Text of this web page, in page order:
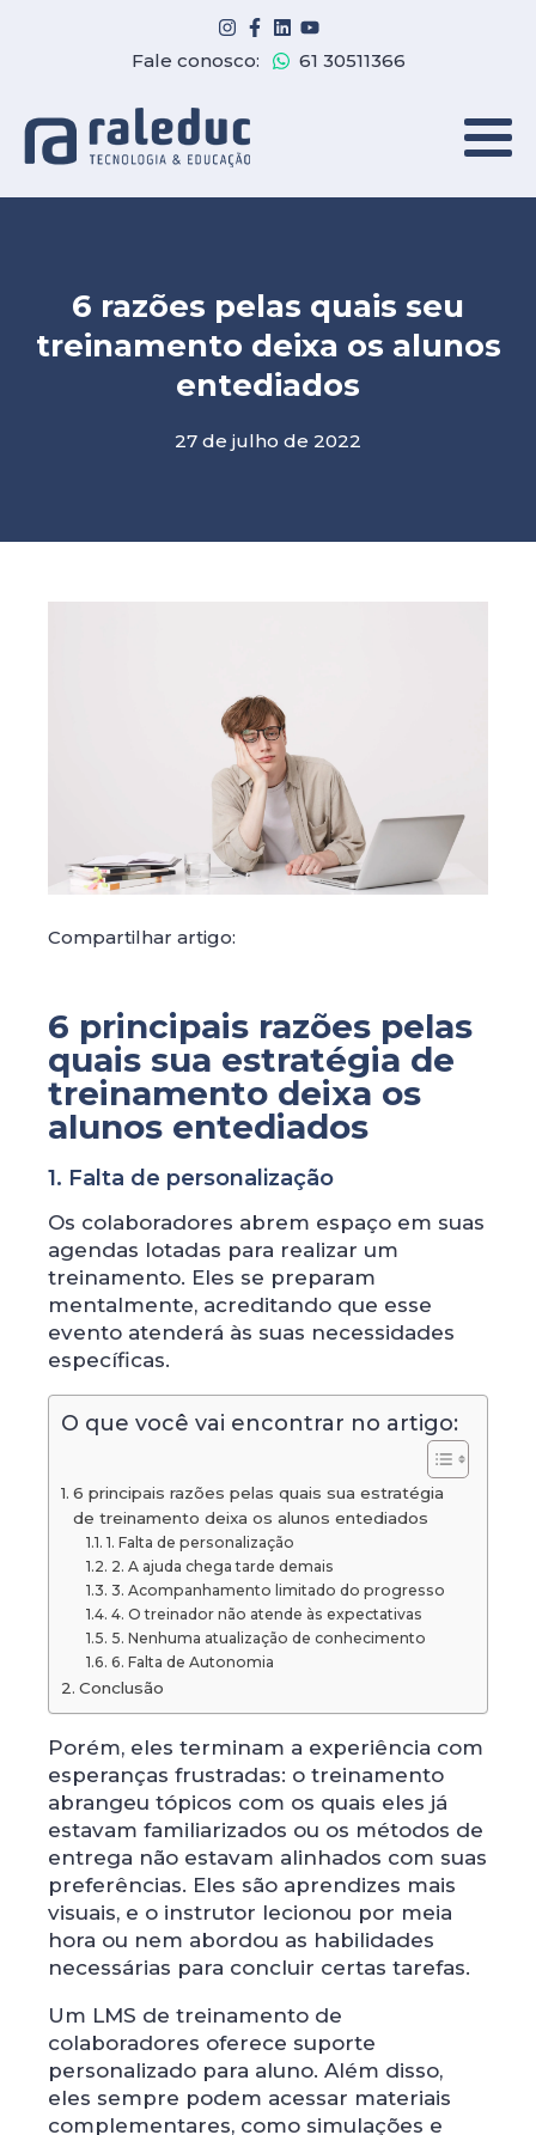
Fale conosco: 61 30511366
6 razões pelas quais seu
treinamento deixa os alunos
entediados
27 de julho de 2022
Compartilhar artigo:
6 principais razões pelas
quais sua estratégia de
treinamento deixa os
alunos entediados
1. Falta de personalização
Os colaboradores abrem espaço em suas
agendas lotadas para realizar um
treinamento. Eles se preparam
mentalmente, acreditando que esse
evento atenderá às suas necessidades
específicas.
O que você vai encontrar no artigo:
6 principais razões pelas quais sua estratégia
de treinamento deixa os alunos entediados
1. Falta de personalização
2. A ajuda chega tarde demais
3. Acompanhamento limitado do progresso
4. O treinador não atende às expectativas
5. Nenhuma atualização de conhecimento
6. Falta de Autonomia
Conclusão
Porém, eles terminam a experiência com
esperanças frustradas: o treinamento
abrangeu tópicos com os quais eles já
estavam familiarizados ou os métodos de
entrega não estavam alinhados com suas
preferências. Eles são aprendizes mais
visuais, e o instrutor lecionou por meia
hora ou nem abordou as habilidades
necessárias para concluir certas tarefas.
Um LMS de treinamento de
colaboradores oferece suporte
personalizado para aluno. Além disso,
eles sempre podem acessar materiais
complementares, como simulações e